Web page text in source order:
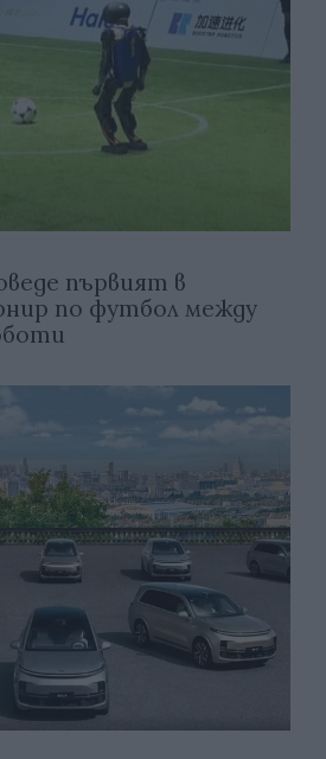
първият в
по футбол между